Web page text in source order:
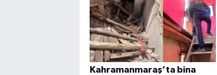
Kahramanmaraş’ta bina